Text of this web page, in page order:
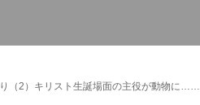
（2）キリスト生誕場面の主役が動物に……